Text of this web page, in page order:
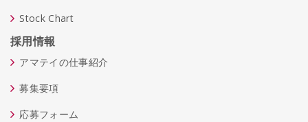
Stock Chart
採用情報
アマテイの仕事紹介
募集要項
応募フォーム